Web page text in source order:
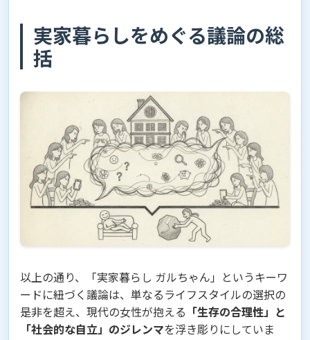
実家暮らしをめぐる議論の総
括
以上の通り、「実家暮らし ガルちゃん」というキーワ
ードに紐づく議論は、単なるライフスタイルの選択の
是非を超え、現代の女性が抱える 「生存の合理性」と
「社会的な自立」のジレンマを浮き彫りにしていま